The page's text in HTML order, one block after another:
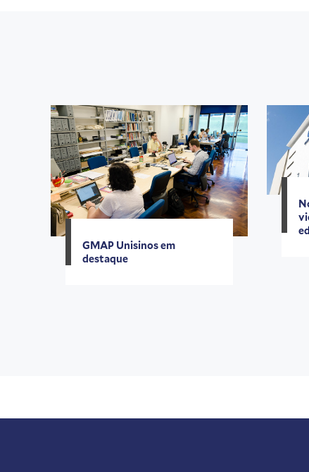
GMAP Unisinos em
destaque